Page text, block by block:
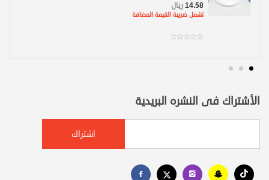
14.58ريال
تشمل ضريبة القيمة المضافة
الأشتراك فى النشره البريدية